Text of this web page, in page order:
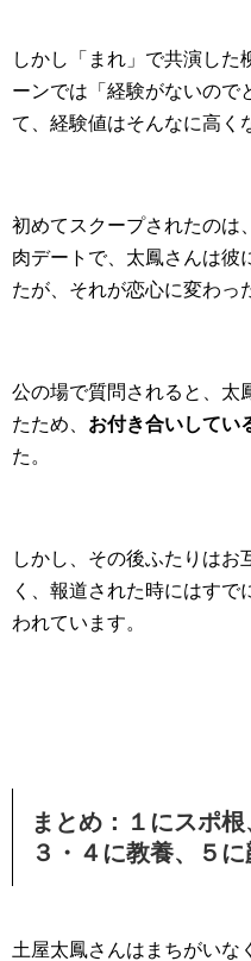
しかし「まれ」で共演した
ーンでは「経験がないので
て、経験値はそんなに高く
初めてスクープされたのは
肉デートで、太鳳さんは彼
たが、それが恋心に変わっ
公の場で質問されると、太
たため、 お付き合いしてい
た。
しかし、その後ふたりはお
く、報道された時にはす
われています。
まとめ：１にスポ根
３・４に教養、５
土屋太鳳さんはまちがいな